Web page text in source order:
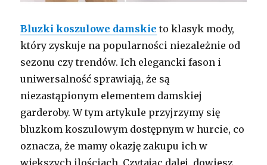
Bluzki koszulowe damskie to klasyk mody,
który zyskuje na popularności niezależnie od
sezonu czy trendów. Ich elegancki fason i
uniwersalność sprawiają, że są
niezastąpionym elementem damskiej
garderoby. W tym artykule przyjrzymy się
bluzkom koszulowym dostępnym w hurcie, co
oznacza, że mamy okazję zakupu ich w
większych ilościach. Czytając dalej, dowiesz